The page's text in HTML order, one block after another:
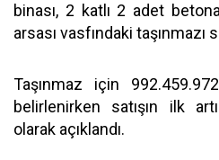
binası, 2 katlı 2 adet
arsası vasfındaki taşınmazı
Taşınmaz için
belirlenirken satışın ilk
olarak açıklandı.